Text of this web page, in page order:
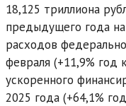
18,125 триллиона
предыдущего года
расходов
февраля (+11,9% год
ускоренного
2025 года (+64,1%